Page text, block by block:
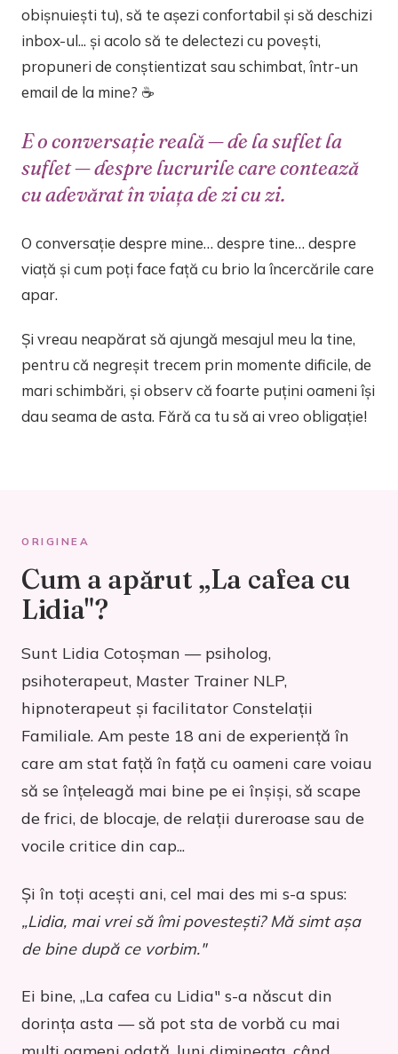
obișnuiești tu), să te așezi confortabil și să deschizi
inbox-ul... și acolo să te delectezi cu povești,
propuneri de conștientizat sau schimbat, într-un
email de la mine? ☕
E o conversație reală — de la suflet la
suflet — despre lucrurile care contează
cu adevărat în viața de zi cu zi.
O conversație despre mine… despre tine… despre
viață și cum poți face față cu brio la încercările care
apar.
Și vreau neapărat să ajungă mesajul meu la tine,
pentru că negreșit trecem prin momente dificile, de
mari schimbări, și observ că foarte puțini oameni își
dau seama de asta. Fără ca tu să ai vreo obligație!
ORIGINEA
Cum a apărut „La cafea cu
Lidia"?
Sunt Lidia Cotoșman — psiholog,
psihoterapeut, Master Trainer NLP,
hipnoterapeut și facilitator Constelații
Familiale. Am peste 18 ani de experiență în
care am stat față în față cu oameni care voiau
să se înțeleagă mai bine pe ei înșiși, să scape
de frici, de blocaje, de relații dureroase sau de
vocile critice din cap...
Și în toți acești ani, cel mai des mi s-a spus:
„Lidia, mai vrei să îmi povestești? Mă simt așa
de bine după ce vorbim."
Ei bine, „La cafea cu Lidia" s-a născut din
dorința asta — să pot sta de vorbă cu mai